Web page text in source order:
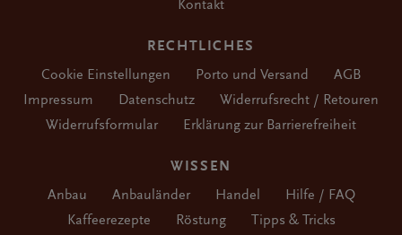
Kontakt
RECHTLICHES
Cookie Einstellungen
Porto und Versand
AGB
Impressum
Datenschutz
Widerrufsrecht / Retouren
Widerrufsformular
Erklärung zur Barrierefreiheit
WISSEN
Anbau
Anbauländer Handel
Hilfe / FAQ
Kaffeerezepte
Röstung
Tipps & Tricks